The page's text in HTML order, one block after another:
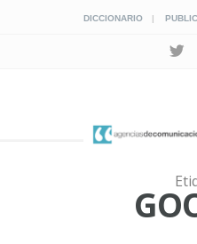
DICCIONARIO